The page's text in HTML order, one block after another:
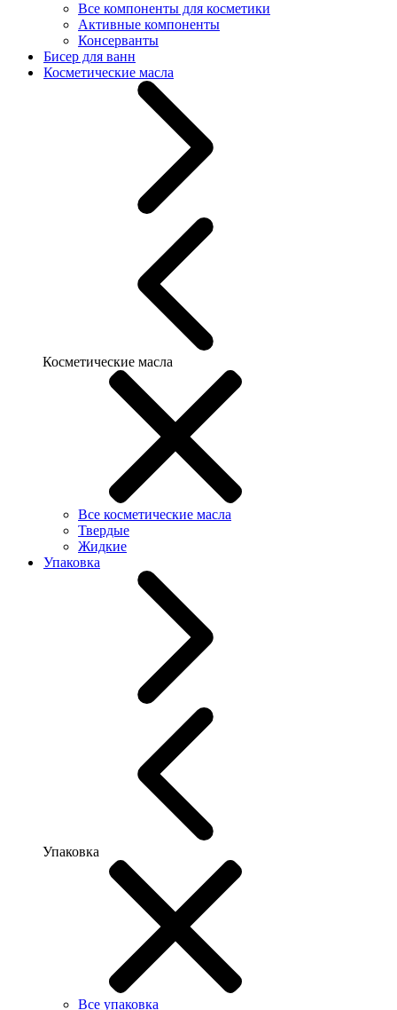
Все компоненты для косметики
Активные компоненты
Консерванты
Бисер для ванн
Косметические масла
Косметические масла
Все косметические масла
Твердые
Жидкие
Упаковка
Упаковка
Все упаковка